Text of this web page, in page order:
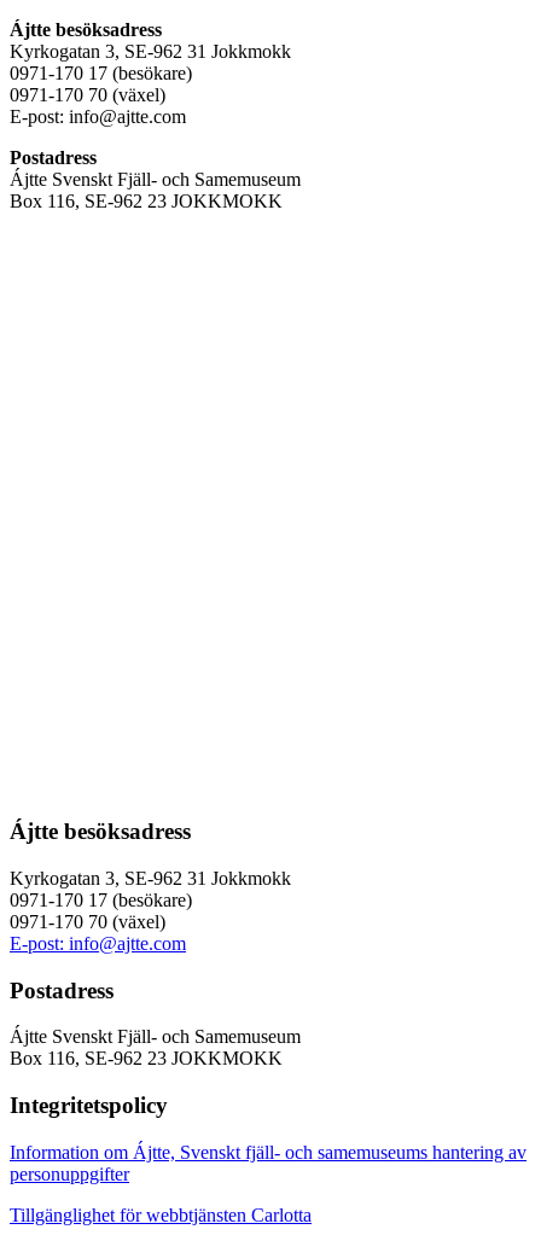
Ájtte besöksadress
Kyrkogatan 3, SE-962 31 Jokkmokk
0971-170 17 (besökare)
0971-170 70 (växel)
E-post: info@ajtte.com
Postadress
Ájtte Svenskt Fjäll- och Samemuseum
Box 116, SE-962 23 JOKKMOKK
Ájtte besöksadress
Kyrkogatan 3, SE-962 31 Jokkmokk
0971-170 17 (besökare)
0971-170 70 (växel)
E-post: info@ajtte.com
Postadress
Ájtte Svenskt Fjäll- och Samemuseum
Box 116, SE-962 23 JOKKMOKK
Integritetspolicy
Information om Ájtte, Svenskt fjäll- och samemuseums hantering av
personuppgifter
Tillgänglighet för webbtjänsten Carlotta